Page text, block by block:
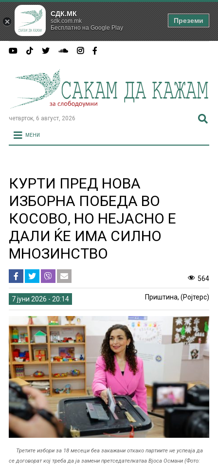
четврток, 6 август, 2026
МЕНИ
КУРТИ ПРЕД НОВА
ИЗБОРНА ПОБЕДА ВО
КОСОВО, НО НЕЈАСНО Е
ДАЛИ ЌЕ ИМА СИЛНО
МНОЗИНСТВО
564
7 јуни 2026 - 20:14 Приштина, (Ројтерс)
Третите избори за 18 месеци беа закажани откако партиите не успеаја да
се договорат кој треба да ја замени претседателкатаа Вјоса Османи (Фото:
СДК.МК
sdk.com.mk
Бесплатно на Google Play
Преземи